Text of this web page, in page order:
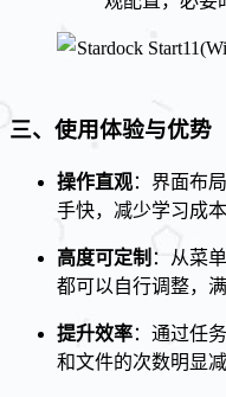
三、使用体验与优势
操作直观：界面布
手快，减少学习成本
高度可定制 ：从菜
都可以自行调整，
提升效率：通过任
和文件的次数明显减